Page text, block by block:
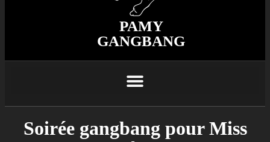
PAMY
GANGBANG
Soirée gangbang pour Miss